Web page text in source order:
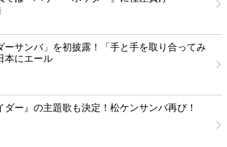
ーサンバ」を初披露！「手と手を取り合ってみ
本にエール
ー』の主題歌も決定！松ケンサンバ再び！